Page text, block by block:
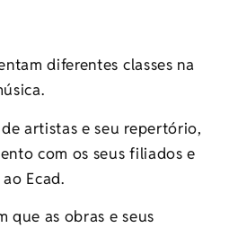
diferentes classes na
artistas e seu repertório,
com os seus filiados e
Ecad.
que as obras e seus